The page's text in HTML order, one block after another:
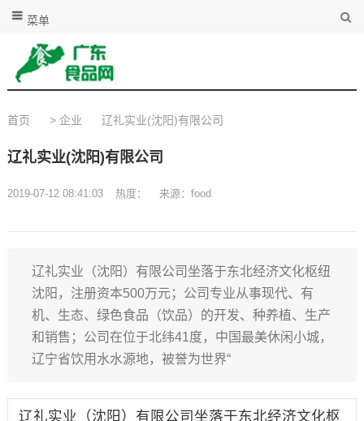
菜单
首页 > 企业 辽礼实业(沈阳)有限公司
辽礼实业(沈阳)有限公司
2019-07-12 08:41:03 热度： 来源：food
辽礼实业（沈阳）有限公司坐落于东北经济文化枢纽
沈阳，注册资本500万元；公司专业从事现代、有
机、生态、绿色食品（饮品）的开发、种养植、生产
和销售；公司在位于北纬41度，中国最美休闲小城，
辽宁省饮用水水源地，被誉为世界“
辽礼实业（沈阳）有限公司坐落于东北经济文化枢